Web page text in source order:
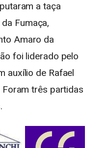
a taça
Fumaça,
Amaro da
foi liderado pelo
auxílio de Rafael
Foram três partidas